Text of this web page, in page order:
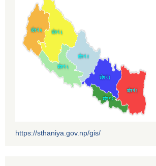
https://sthaniya.gov.np/gis/